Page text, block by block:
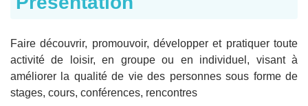
Faire découvrir, promouvoir, développer et pratiquer toute
activité de loisir, en groupe ou en individuel, visant à
améliorer la qualité de vie des personnes sous forme de
stages, cours, conférences, rencontres